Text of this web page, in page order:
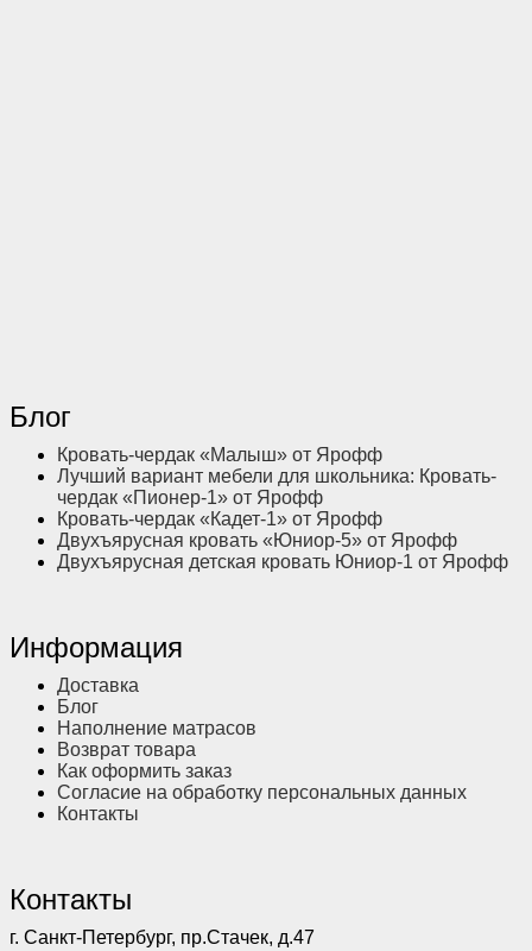
Блог
Кровать-чердак «Малыш» от Ярофф
Лучший вариант мебели для школьника: Кровать-
чердак «Пионер-1» от Ярофф
Кровать-чердак «Кадет-1» от Ярофф
Двухъярусная кровать «Юниор-5» от Ярофф
Двухъярусная детская кровать Юниор-1 от Ярофф
Информация
Доставка
Блог
Наполнение матрасов
Возврат товара
Как оформить заказ
Согласие на обработку персональных данных
Контакты
Контакты
г. Санкт-Петербург, пр.Стачек, д.47